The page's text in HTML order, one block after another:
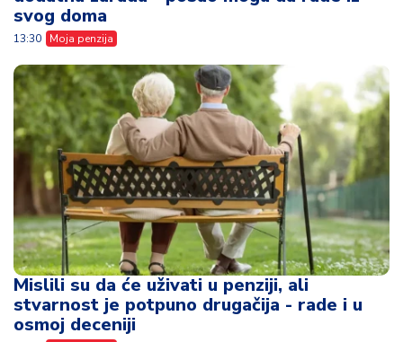
Mislili su da će uživati u penziji, ali
stvarnost je potpuno drugačija - rade i u
osmoj deceniji
Moja penzija
Penzioneri, obratite
pažnju - PIO fond
Stiže državna